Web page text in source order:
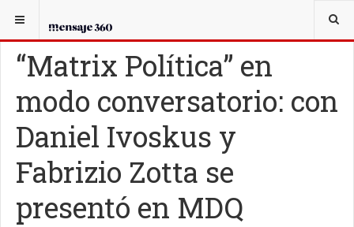
USTED ESTÁ AQUÍ:
“Matrix Política” en
modo conversatorio: con
Daniel Ivoskus y
Fabrizio Zotta se
presentó en MDQ